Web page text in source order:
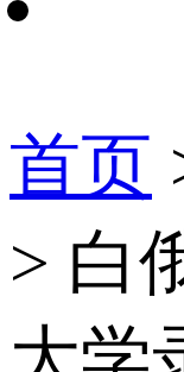
首页
> 白